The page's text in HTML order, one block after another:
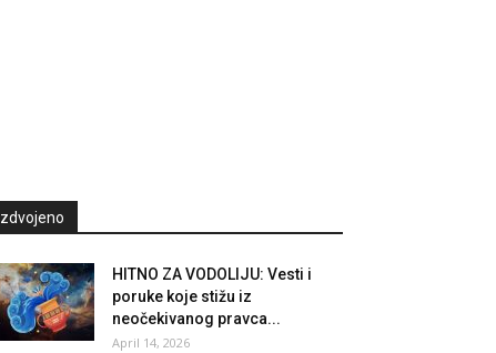
Izdvojeno
HITNO ZA VODOLIJU: Vesti i
poruke koje stižu iz
neočekivanog pravca...
April 14, 2026